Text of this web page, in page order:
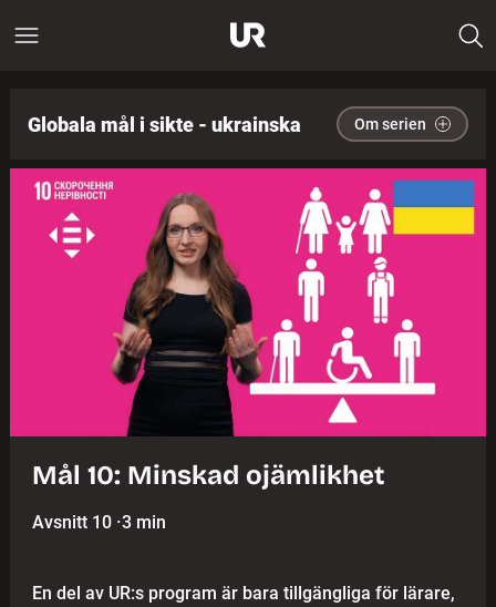
Globala mål i sikte - ukrainska Om serien
Mål 10: Minskad ojämlikhet
Avsnitt 10 ·3 min
En del av UR:s program är bara tillgängliga för lärare,